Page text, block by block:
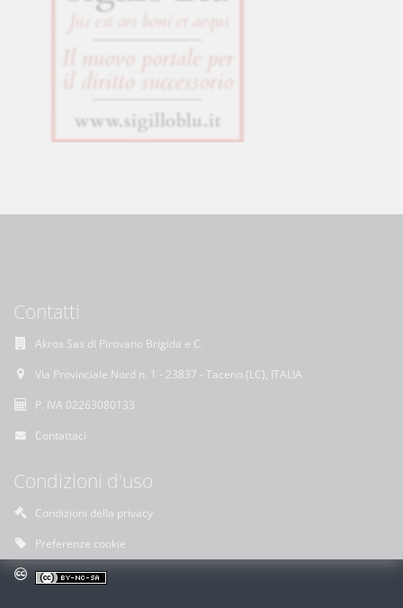
Contatti
Akros Sas di Pirovano Brigida e C.
Via Provinciale Nord n. 1 - 23837 - Taceno (LC), ITALIA
P. IVA 02263080133
Contattaci
Condizioni d'uso
Condizioni della privacy
Preferenze cookie